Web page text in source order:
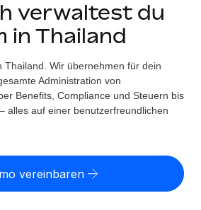
Payroll
ohne Kosten für Niederlassungen
Record
Arbeit mit Freelancer:innen
Unterstützung bei der Einstellung
in allen US-Bundesstaaten
berechnen
verwaltest du
in Thailand
Thailand. Wir übernehmen für dein
Administration von
Benefits, Compliance und Steuern bis
alles auf einer benutzerfreundlichen
vereinbaren